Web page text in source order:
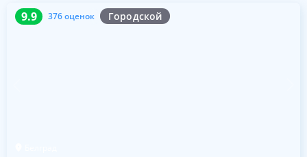
9.9 376 оценок Городской
9.9 376 оценок